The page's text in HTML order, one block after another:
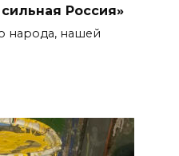
Россия»
народа, нашей